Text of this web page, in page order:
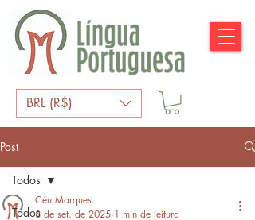
BRL (R$)
Post
Todos
Todos
Céu Marques
8 de set. de 2025 1 min de leitura